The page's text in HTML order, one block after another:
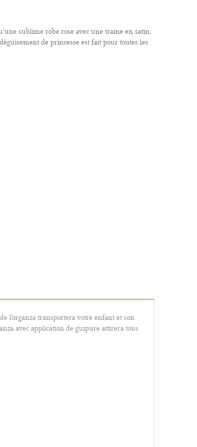
sublime robe rose avec une traine en satin,
de princesse est fait pour toutes les
l'organza transportera votre enfant et son
avec application de guipure attirera tous